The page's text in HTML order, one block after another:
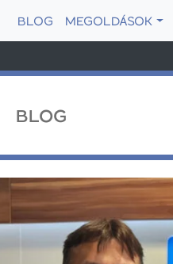
BLOG MEGOLDÁSOK
BLOG